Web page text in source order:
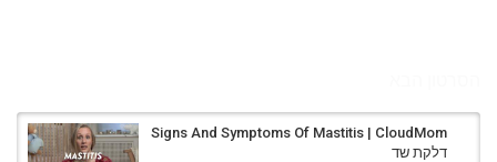
Signs And Symptoms Of Mastitis | CloudMom
דלקת שד